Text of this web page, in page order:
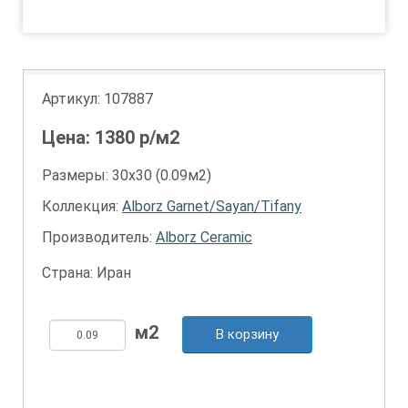
Артикул: 107887
Цена: 1380 р/м2
Размеры: 30х30 (0.09м2)
Коллекция: Alborz Garnet/Sayan/Tifany
Производитель: Alborz Ceramic
Страна: Иран
В корзину